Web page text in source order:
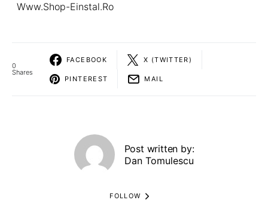
Www.shop-Einstal.ro
0
Shares
FACEBOOK X (TWITTER)
PINTEREST MAIL
Post written by:
Dan Tomulescu
FOLLOW